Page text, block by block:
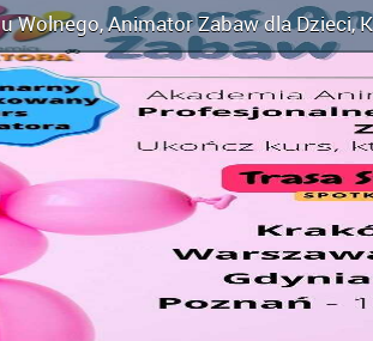
Wolnego,Animator Zabaw dla Dzieci,